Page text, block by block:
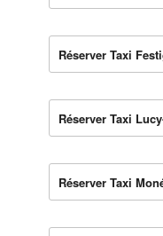
Réserver Taxi
Réserver Taxi
Réserver Taxi